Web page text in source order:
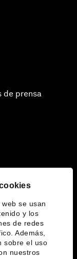
se usan
y los
de redes
Además,
sobre el uso
nuestros
de prensa